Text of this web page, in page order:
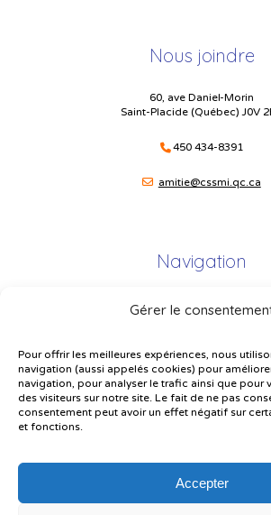
Gérer le
Pour offrir les meilleures expériences, nous
navigation (aussi appelés cookies) pour
navigation, pour analyser le trafic ainsi que pour
des visiteurs sur notre site. Le fait de ne pas
consentement peut avoir un effet négatif sur
et fonctions.
Accepter
Nous joindre
60, ave Daniel-Morin
Saint-Placide (Québec) J0V
450 434-8391
amitie@cssmi.qc.ca
Navigation
Plan du site
Plainte – service à l’élève
Politique de confidentialité